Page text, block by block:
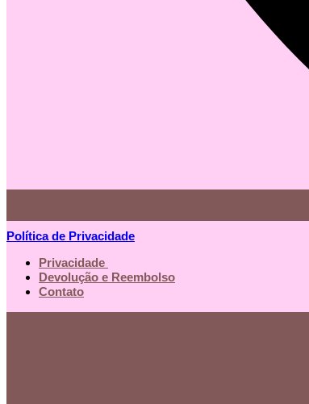
Política de Privacidade
Privacidade
Devolução e Reembolso
Contato